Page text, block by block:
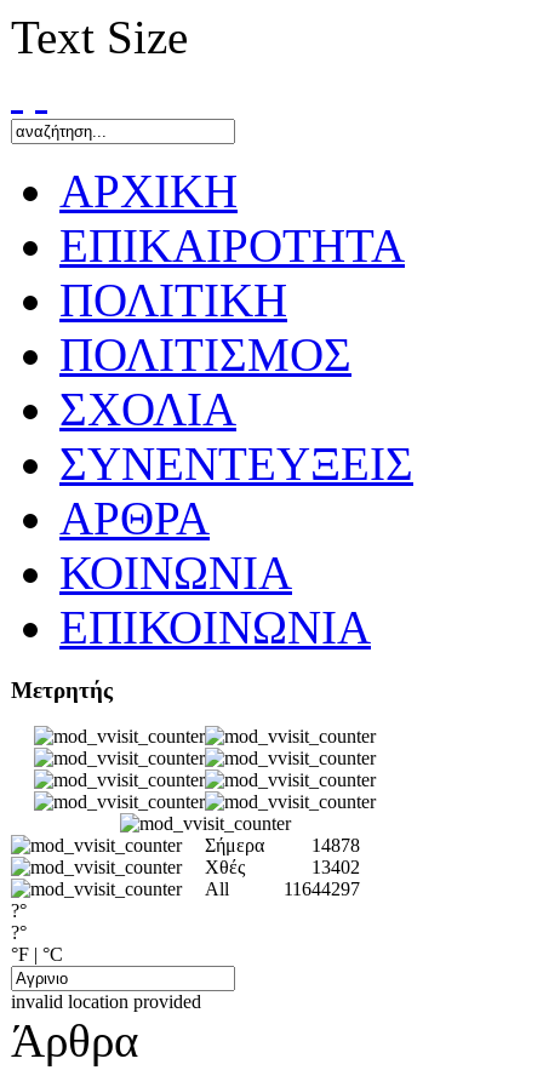
Text Size
ΑΡΧΙΚΗ
ΕΠΙΚΑΙΡΟΤΗΤΑ
ΠΟΛΙΤΙΚΗ
ΠΟΛΙΤΙΣΜΟΣ
ΣΧΟΛΙΑ
ΣΥΝΕΝΤΕΥΞΕΙΣ
ΑΡΘΡΑ
ΚΟΙΝΩΝΙΑ
ΕΠΙΚΟΙΝΩΝΙΑ
Μετρητής
Σήμερα
14878
Χθές
13402
All
11644297
?°
?°
°F | °C
invalid location provided
Άρθρα